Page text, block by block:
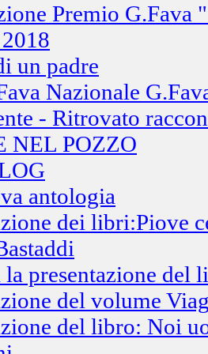
Premio G.Fava
un padre
Nazionale
- Ritrovato
NEL POZZO
antologia
dei libri:Piove
presentazione
del volume
del libro: Noi